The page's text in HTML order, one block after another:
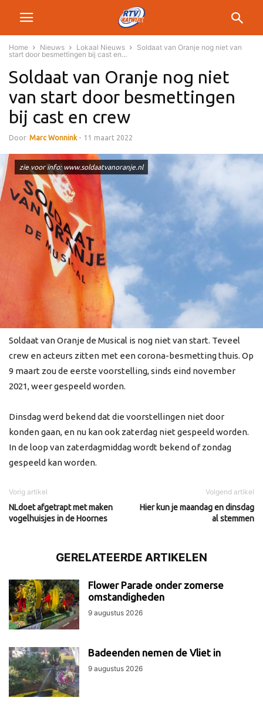
Home Nieuws Lokaal Nieuws
Soldaat van Oranje nog niet van
start door besmettingen bij cast en...
Soldaat van Oranje nog niet
van start door besmettingen
bij cast en crew
Door Marc Wonnink - 11 maart 2022
zie voor info: www.soldaatvanoranje.nl
Soldaat van Oranje de Musical is nog niet van start. Teveel
crew en acteurs zitten met een corona-besmetting thuis. Op
9 maart zou de eerste voorstelling, sinds eind november
2021, weer gespeeld worden.
Dinsdag werd bekend dat die voorstellingen niet door
konden gaan, en nu kan ook zaterdag niet gespeeld worden.
In de loop van zaterdagmiddag wordt bekend of zondag
gespeeld kan worden.
Vorig artikel
NLdoet afgetrapt met maken
vogelhuisjes in de Hoornes
Volgend artikel
Hier kun je maandag en dinsdag
al stemmen
GERELATEERDE ARTIKELEN
Flower Parade onder zomerse
omstandigheden
9 augustus 2026
Badeenden nemen de Vliet in
9 augustus 2026